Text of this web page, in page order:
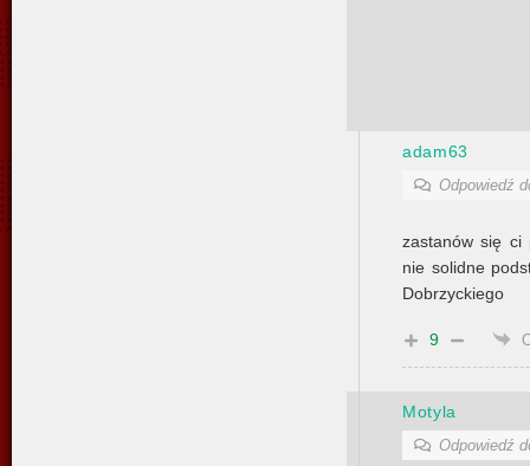
adam63
Odpowiedź
zastanów się ci
nie solidne
Dobrzyckiego
9
Motyla
Odpowiedź